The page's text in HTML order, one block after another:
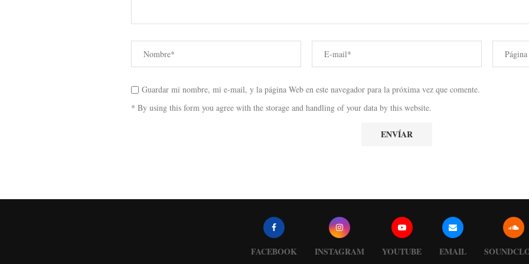
Guardar mi nombre, mi e-mail, y la página Web en este navegador para la próxima vez que comente.
* By using this form you agree with the storage and handling of your data by this website.
FACEBOOK INSTAGRAM YOUTUBE EMAIL